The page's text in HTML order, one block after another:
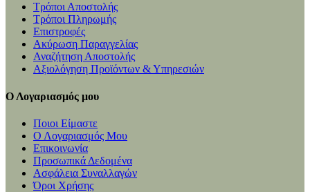
Τρόποι Αποστολής
Τρόποι Πληρωμής
Επιστροφές
Ακύρωση Παραγγελίας
Αναζήτηση Αποστολής
Αξιολόγηση Προϊόντων & Υπηρεσιών
Ο Λογαριασμός μου
Ποιοι Είμαστε
Ο Λογαριασμός Μου
Επικοινωνία
Προσωπικά Δεδομένα
Ασφάλεια Συναλλαγών
Όροι Χρήσης